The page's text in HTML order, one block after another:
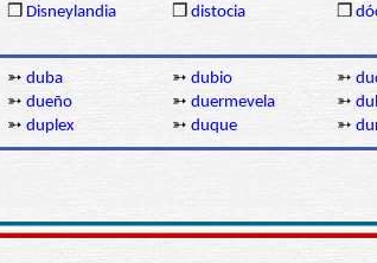
❒ Disneylandia ❒ distocia ❒
➳ duba ➳ dubio ➳
➳ dueño ➳ duermevela ➳
➳ duplex ➳ duque ➳